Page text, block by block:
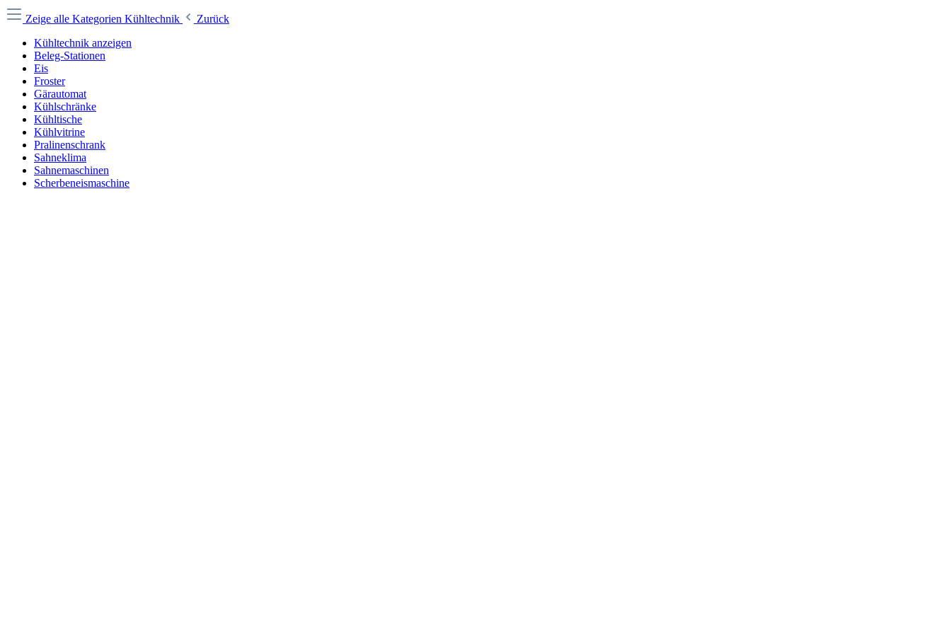
Zeige alle Kategorien Kühltechnik
Zurück
Kühltechnik anzeigen
Beleg-Stationen
Eis
Froster
Gärautomat
Kühlschränke
Kühltische
Kühlvitrine
Pralinenschrank
Sahneklima
Sahnemaschinen
Scherbeneismaschine